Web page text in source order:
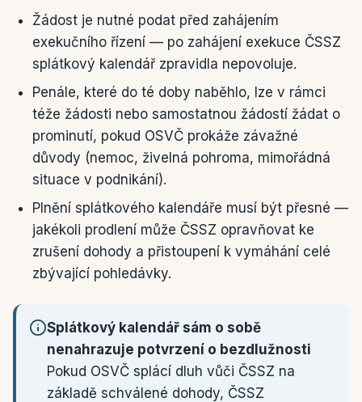
Žádost je nutné podat před zahájením
exekučního řízení — po zahájení exekuce ČSSZ
splátkový kalendář zpravidla nepovoluje.
Penále, které do té doby naběhlo, lze v rámci
téže žádosti nebo samostatnou žádostí žádat o
prominutí, pokud OSVČ prokáže závažné
důvody (nemoc, živelná pohroma, mimořádná
situace v podnikání).
Plnění splátkového kalendáře musí být přesné —
jakékoli prodlení může ČSSZ opravňovat ke
zrušení dohody a přistoupení k vymáhání celé
zbývající pohledávky.
Splátkový kalendář sám o sobě
nenahrazuje potvrzení o bezdlužnosti
Pokud OSVČ splácí dluh vůči ČSSZ na
základě schválené dohody, ČSSZ